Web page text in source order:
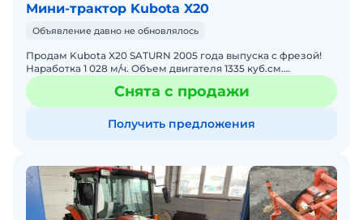
Мини-трактор Kubota X20
Объявление давно не обновлялось
Продам Kubota X20 SATURN 2005 года выпуска с фрезой!
Наработка 1 028 м/ч. Объем двигателя 1335 куб.см.
Снята с продажи
Получить предложения